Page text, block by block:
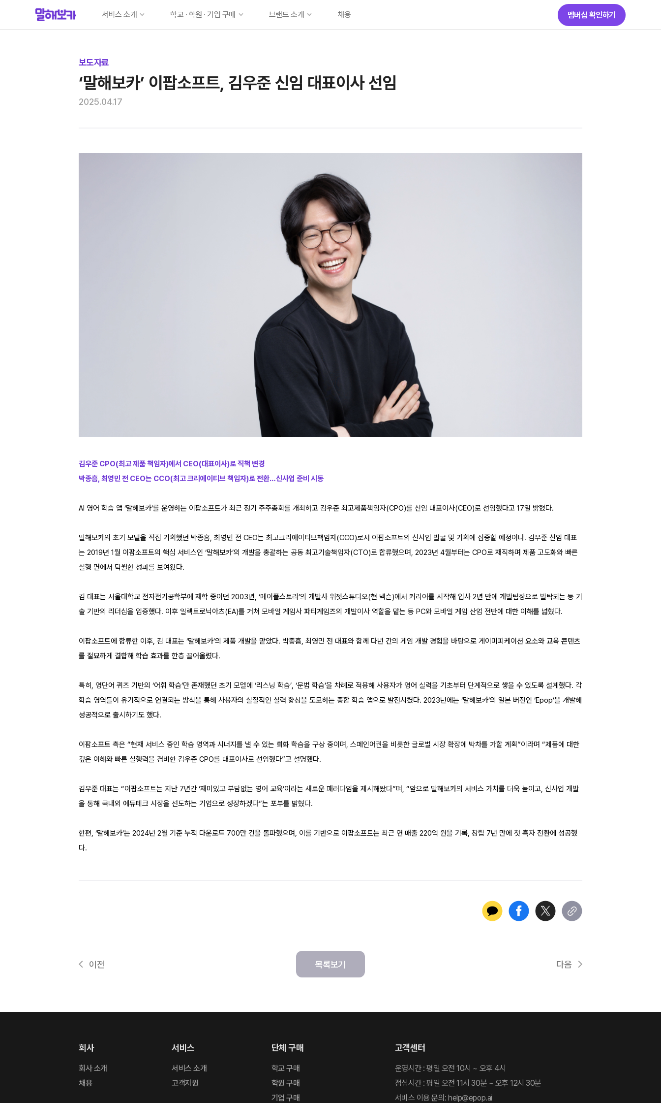
서비스 소개
서비스 소개
학교 · 학원 · 기업 구매
학교 구매
견적 계산기
브랜드 소개
브랜드 소개
채용 멤버십 확인하기
보도자료
‘말해보카’ 이팝소프트, 김우준 신임 대표이사 선임
2025.04.17
김우준 CPO(최고 제품 책임자)에서 CEO(대표이사)로 직책 변경
박종흠, 최영민 전 CEO는 CCO(최고 크리에이티브 책임자)로 전환…신사업 준비 시동
AI 영어 학습 앱 ‘말해보카’를 운영하는 이팝소프트가 최근 정기 주주총회를 개최하고 김우준 최고제품책임자(CPO)를 신임 대표이사(CEO)로 선임했다고 17일 밝혔다.
말해보카의 초기 모델을 직접 기획했던 박종흠, 최영민 전 CEO는 최고크리에이티브책임자(CCO)로서 이팝소프트의 신사업 발굴 및 기획에 집중할 예정이다. 김우준 신임 대표
는 2019년 1월 이팝소프트의 핵심 서비스인 ‘말해보카’의 개발을 총괄하는 공동 최고기술책임자(CTO)로 합류했으며, 2023년 4월부터는 CPO로 재직하며 제품 고도화와 빠른
실행 면에서 탁월한 성과를 보여왔다.
김 대표는 서울대학교 전자전기공학부에 재학 중이던 2003년, ‘메이플스토리’의 개발사 위젯스튜디오(현 넥슨)에서 커리어를 시작해 입사 2년 만에 개발팀장으로 발탁되는 등 기
술 기반의 리더십을 입증했다. 이후 일렉트로닉아츠(EA)를 거쳐 모바일 게임사 파티게임즈의 개발이사 역할을 맡는 등 PC와 모바일 게임 산업 전반에 대한 이해를 넓혔다.
이팝소프트에 합류한 이후, 김 대표는 ‘말해보카’의 제품 개발을 맡았다. 박종흠, 최영민 전 대표와 함께 다년 간의 게임 개발 경험을 바탕으로 게이미피케이션 요소와 교육 콘텐츠
를 절묘하게 결합해 학습 효과를 한층 끌어올렸다.
특히, 영단어 퀴즈 기반의 ‘어휘 학습’만 존재했던 초기 모델에 ‘리스닝 학습’, ‘문법 학습’을 차례로 적용해 사용자가 영어 실력을 기초부터 단계적으로 쌓을 수 있도록 설계했다. 각
학습 영역들이 유기적으로 연결되는 방식을 통해 사용자의 실질적인 실력 향상을 도모하는 종합 학습 앱으로 발전시켰다. 2023년에는 ‘말해보카’의 일본 버전인 ‘Epop’을 개발해
성공적으로 출시하기도 했다.
이팝소프트 측은 “현재 서비스 중인 학습 영역과 시너지를 낼 수 있는 회화 학습을 구상 중이며, 스페인어권을 비롯한 글로벌 시장 확장에 박차를 가할 계획”이라며 “제품에 대한
깊은 이해와 빠른 실행력을 겸비한 김우준 CPO를 대표이사로 선임했다”고 설명했다.
김우준 대표는 “이팝소프트는 지난 7년간 ‘재미있고 부담없는 영어 교육’이라는 새로운 패러다임을 제시해왔다”며, “앞으로 말해보카의 서비스 가치를 더욱 높이고, 신사업 개발
을 통해 국내외 에듀테크 시장을 선도하는 기업으로 성장하겠다”는 포부를 밝혔다.
한편, ‘말해보카’는 2024년 2월 기준 누적 다운로드 700만 건을 돌파했으며, 이를 기반으로 이팝소프트는 최근 연 매출 220억 원을 기록, 창립 7년 만에 첫 흑자 전환에 성공했
다.
이전 목록보기 다음
회사
회사 소개
채용
서비스
서비스 소개
고객지원
단체 구매
학교 구매
학원 구매
기업 구매
고객센터
운영시간 : 평일 오전 10시 ~ 오후 4시
점심시간 : 평일 오전 11시 30분 ~ 오후 12시 30분
서비스 이용 문의: help@epop.ai